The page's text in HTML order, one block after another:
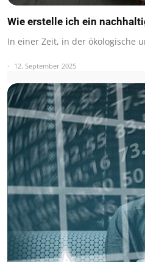
Wie erstelle ich ein
In einer Zeit, in der ökologische
12. September 2025